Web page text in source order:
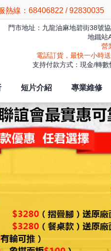
熱線：68406822 / 92830035
門市地址：九龍油麻地碧街38號
地鐵站
營
電話訂貨，最快一小時
支持付款方式：現金/轉
短片介紹 專業維修